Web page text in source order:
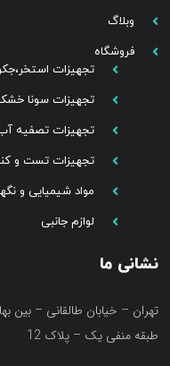
وبلاگ
فروشگاه
تجهیزات
تجهیزات سونا
تجهیزات تصفیه
تجهیزات تست و
مواد شیمیایی و
لوازم جانبی
نشانی ما
تهران – خیابان طالقانی – بین
طبقه منفی یک – پلاک 12